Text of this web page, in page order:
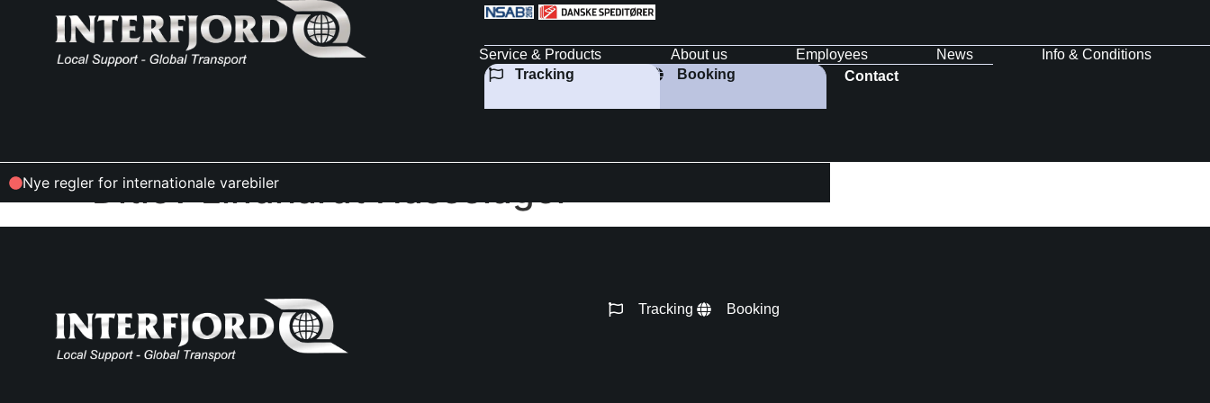
Service & Products About us Employees News
Info & Conditions
Tracking
Booking Contact
Nye regler for internationale varebiler
Ditlev Lindhardt Hasselager
Tracking Booking